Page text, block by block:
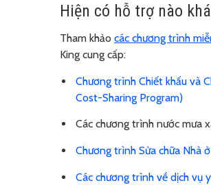
Hiện có hỗ trợ nào
Tham khảo các chương trình
King cung cấp:
Chương trình Chiết khấu và
Cost-Sharing Program)
Các chương trình nước mưa
Chương trình Sửa chữa Nhà
Các chương trình về dịch vụ